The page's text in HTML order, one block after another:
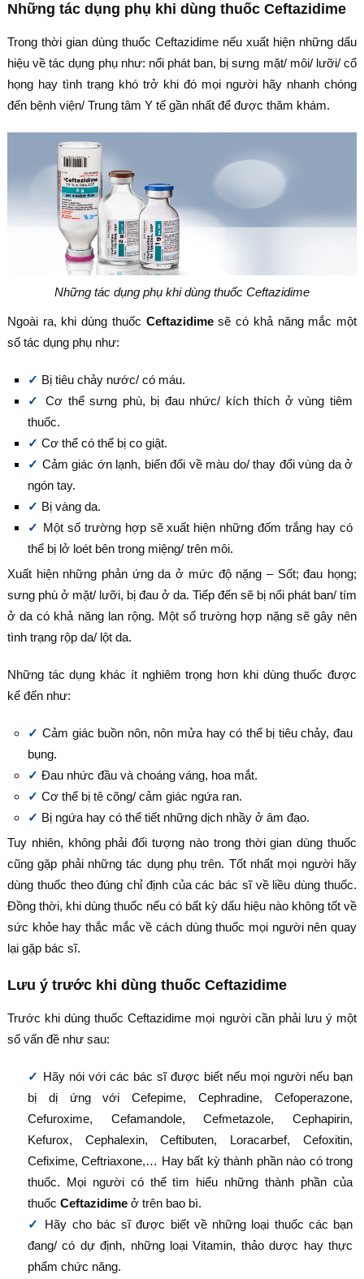
Những tác dụng phụ khi dùng thuốc Ceftazidime
Trong thời gian dùng thuốc Ceftazidime nếu xuất hiện những dấu
hiệu về tác dụng phụ như: nổi phát ban, bị sưng mặt/ môi/ lưỡi/ cổ
họng hay tình trạng khó trở khi đó mọi người hãy nhanh chóng
đến bệnh viện/ Trung tâm Y tế gần nhất để được thăm khám.
Những tác dụng phụ khi dùng thuốc Ceftazidime
Ngoài ra, khi dùng thuốc Ceftazidimesẽ có khả năng mắc một
số tác dụng phụ như:
Bị tiêu chảy nước/ có máu.
Cơ thể sưng phù, bị đau nhức/ kích thích ở vùng tiêm
thuốc.
Cơ thể có thể bị co giật.
Cảm giác ớn lạnh, biến đổi về màu do/ thay đổi vùng da ở
ngón tay.
Bị vàng da.
Một số trường hợp sẽ xuất hiện những đốm trắng hay có
thể bị lở loét bên trong miệng/ trên môi.
Xuất hiện những phản ứng da ở mức độ nặng – Sốt; đau họng;
sưng phù ở mặt/ lưỡi, bị đau ở da. Tiếp đến sẽ bị nổi phát ban/ tím
ở da có khả năng lan rộng. Một số trường hợp nặng sẽ gây nên
tình trạng rộp da/ lột da.
Những tác dụng khác ít nghiêm trọng hơn khi dùng thuốc được
kể đến như:
Cảm giác buồn nôn, nôn mửa hay có thể bị tiêu chảy, đau
bụng.
Đau nhức đầu và choáng váng, hoa mắt.
Cơ thể bị tê cõng/ cảm giác ngứa ran.
Bị ngứa hay có thể tiết những dịch nhầy ở âm đạo.
Tuy nhiên, không phải đối tượng nào trong thời gian dùng thuốc
cũng gặp phải những tác dụng phụ trên. Tốt nhất mọi người hãy
dùng thuốc theo đúng chỉ định của các bác sĩ về liều dùng thuốc.
Đồng thời, khi dùng thuốc nếu có bất kỳ dấu hiệu nào không tốt về
sức khỏe hay thắc mắc về cách dùng thuốc mọi người nên quay
lại gặp bác sĩ.
Lưu ý trước khi dùng thuốc Ceftazidime
Trước khi dùng thuốc Ceftazidime mọi người cần phải lưu ý một
số vấn đề như sau:
Hãy nói với các bác sĩ được biết nếu mọi người nếu bạn
bị dị ứng với Cefepime, Cephradine, Cefoperazone,
Cefuroxime, Cefamandole, Cefmetazole, Cephapirin,
Kefurox, Cephalexin, Ceftibuten, Loracarbef, Cefoxitin,
Cefixime, Ceftriaxone,… Hay bất kỳ thành phần nào có trong
thuốc. Mọi người có thể tìm hiểu những thành phần của
thuốc Ceftazidimeở trên bao bì.
Hãy cho bác sĩ được biết về những loại thuốc các bạn
đang/ có dự định, những loại Vitamin, thảo dược hay thực
phẩm chức năng.